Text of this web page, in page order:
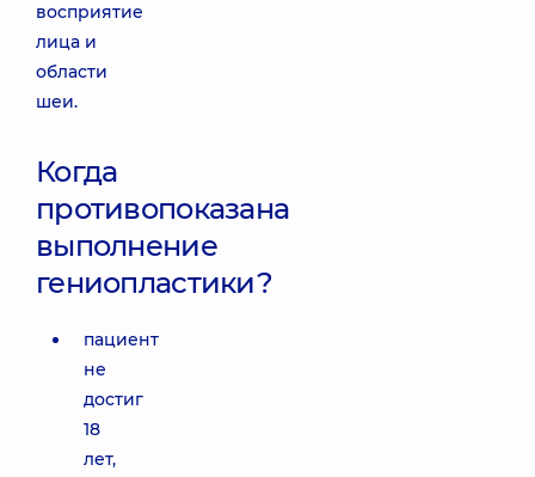
восприятие
лица и
области
шеи.
Когда
противопоказана
выполнение
гениопластики?
пациент
не
достиг
18
лет,